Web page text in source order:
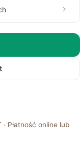
· Płatność online lub